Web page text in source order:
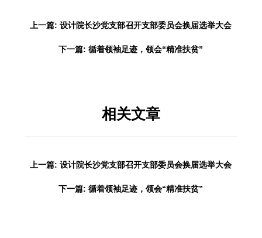
上一篇: 设计院长沙党支部召开支部委员会换届选举大会
下一篇: 循着领袖足迹，领会“精准扶贫”
相关文章
上一篇: 设计院长沙党支部召开支部委员会换届选举大会
下一篇: 循着领袖足迹，领会“精准扶贫”